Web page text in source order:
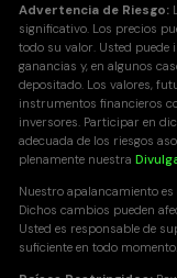
Advertencia de Riesgo:
significativo. Los precios
todo su valor. Usted
ganancias y, en algunos
depositado. Los valores,
instrumentos financieros
inversores. Participar en
adecuada de los riesgos
plenamente nuestra
Nuestro apalancamiento
Dichos cambios pueden
Usted es responsable de
suficiente en todo momento.